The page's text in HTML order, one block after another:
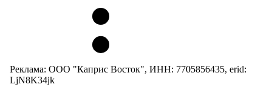
Реклама: ООО "Каприс Восток", ИНН: 7705856435, erid:
LjN8K34jk